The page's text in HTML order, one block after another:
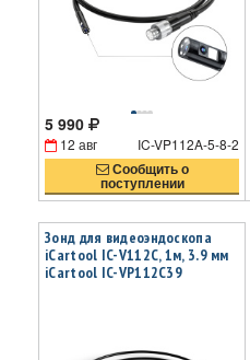
5 990
12 авг IC-VP112A-5-8-2
Сообщить о
поступлении
Зонд для видеоэндоскопа
iCartool IC-V112C, 1м, 3.9 мм
iCartool IC-VP112C39